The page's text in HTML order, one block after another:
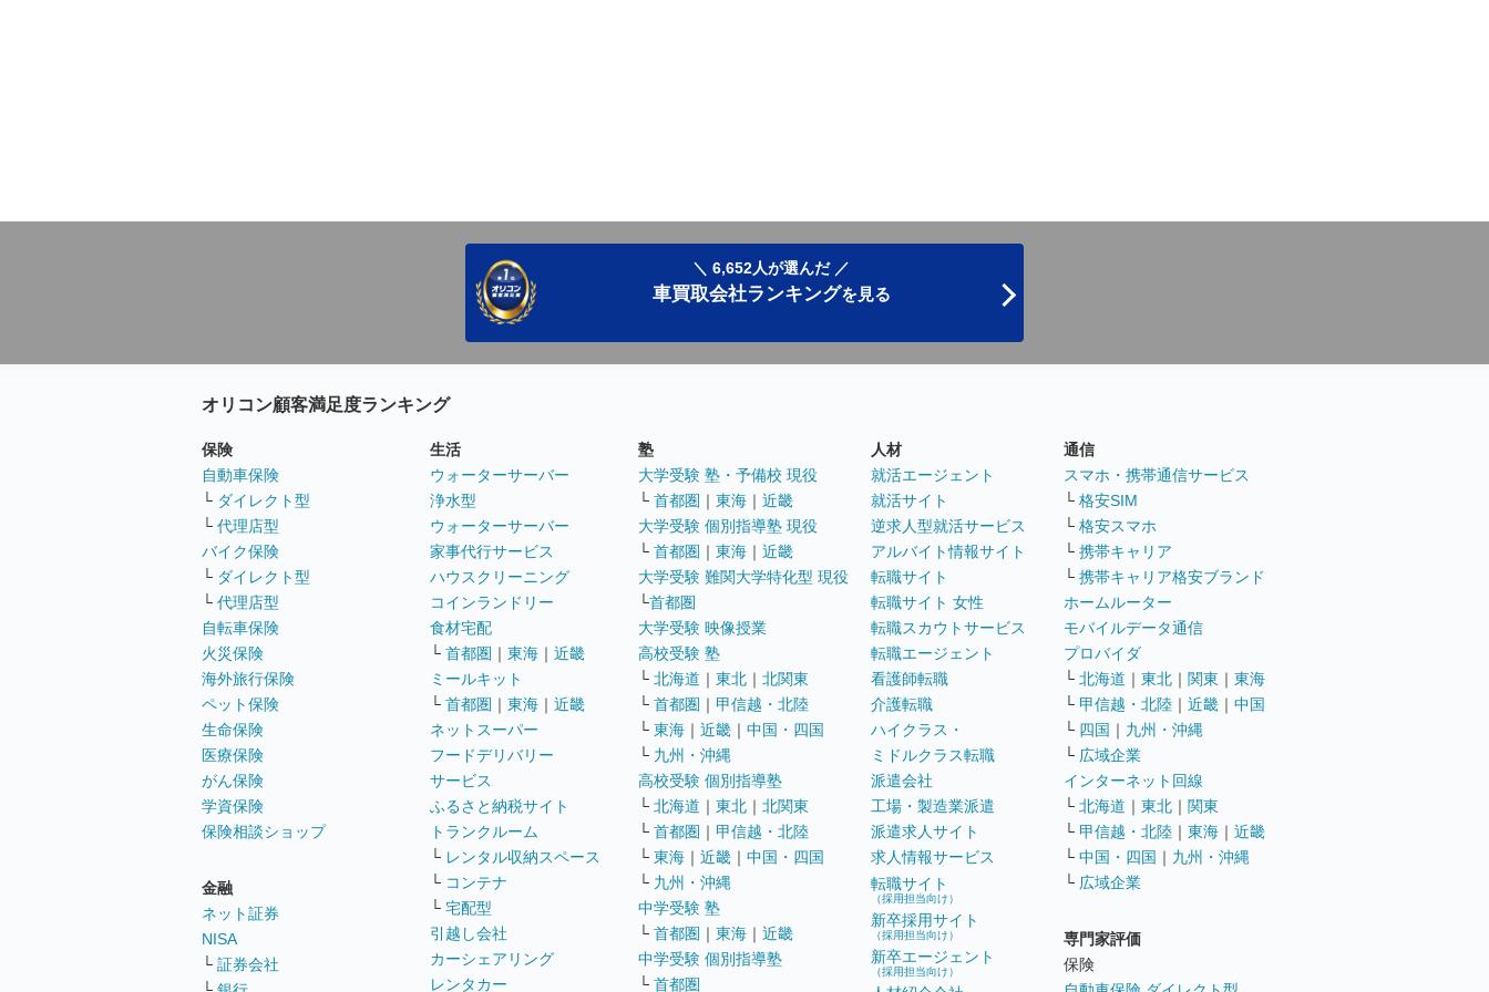
＼ 6,652人が選んだ ／
車買取会社ランキングを見る
オリコン顧客満足度ランキング
保険
自動車保険
└ ダイレクト型
└ 代理店型
バイク保険
└ ダイレクト型
└ 代理店型
自転車保険
火災保険
海外旅行保険
ペット保険
生命保険
医療保険
がん保険
学資保険
保険相談ショップ
金融
ネット証券
NISA
└ 証券会社
生活
ウォーターサーバー
浄水型
ウォーターサーバー
家事代行サービス
ハウスクリーニング
コインランドリー
食材宅配
└ 首都圏 ｜ 東海 ｜ 近畿
ミールキット
└ 首都圏 ｜ 東海 ｜ 近畿
ネットスーパー
フードデリバリー
サービス
ふるさと納税サイト
トランクルーム
└ レンタル収納スペース
└ コンテナ
└ 宅配型
引越し会社
カーシェアリング
レンタカー
塾
大学受験 塾・予備校 現役
└ 首都圏 ｜ 東海 ｜ 近畿
大学受験 個別指導塾 現役
└ 首都圏 ｜ 東海 ｜ 近畿
大学受験 難関大学特化型 現役
└首都圏
大学受験 映像授業
高校受験 塾
└ 北海道 ｜ 東北 ｜ 北関東
└ 首都圏 ｜ 甲信越・北陸
└ 東海 ｜ 近畿 ｜ 中国・四国
└ 九州・沖縄
高校受験 個別指導塾
└ 北海道 ｜ 東北 ｜ 北関東
└ 首都圏 ｜ 甲信越・北陸
└ 東海 ｜ 近畿 ｜ 中国・四国
└ 九州・沖縄
中学受験 塾
└ 首都圏 ｜ 東海 ｜ 近畿
中学受験 個別指導塾
└ 首都圏
人材
就活エージェント
就活サイト
逆求人型就活サービス
アルバイト情報サイト
転職サイト
転職サイト 女性
転職スカウトサービス
転職エージェント
看護師転職
介護転職
ハイクラス・
ミドルクラス転職
派遣会社
工場・製造業派遣
派遣求人サイト
求人情報サービス
転職サイト
（採用担当向け）
新卒採用サイト
（採用担当向け）
新卒エージェント
（採用担当向け）
通信
スマホ・携帯通信サービス
└ 格安SIM
└ 格安スマホ
└ 携帯キャリア
└ 携帯キャリア格安ブランド
ホームルーター
モバイルデータ通信
プロバイダ
└ 北海道 ｜ 東北 ｜ 関東 ｜ 東海
└ 甲信越・北陸 ｜ 近畿 ｜ 中国
└ 四国 ｜ 九州・沖縄
└ 広域企業
インターネット回線
└ 北海道 ｜ 東北 ｜ 関東
└ 甲信越・北陸 ｜ 東海 ｜ 近畿
└ 中国・四国 ｜ 九州・沖縄
└ 広域企業
専門家評価
保険